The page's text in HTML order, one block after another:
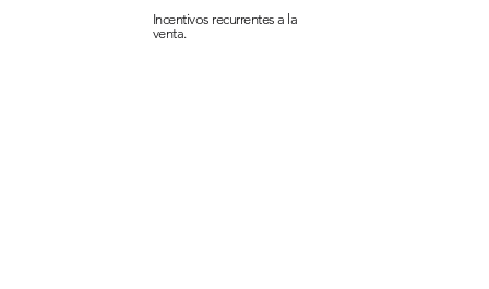
Incentivos recurrentes a la
venta.